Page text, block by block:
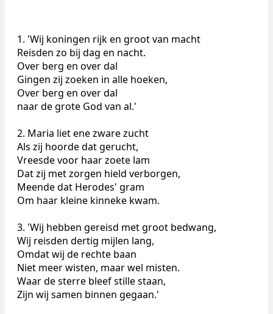
1. 'Wij koningen rijk en groot van macht
Reisden zo bij dag en nacht.
Over berg en over dal
Gingen zij zoeken in alle hoeken,
Over berg en over dal
naar de grote God van al.'
2. Maria liet ene zware zucht
Als zij hoorde dat gerucht,
Vreesde voor haar zoete lam
Dat zij met zorgen hield verborgen,
Meende dat Herodes' gram
Om haar kleine kinneke kwam.
3. 'Wij hebben gereisd met groot bedwang,
Wij reisden dertig mijlen lang,
Omdat wij de rechte baan
Niet meer wisten, maar wel misten.
Waar de sterre bleef stille staan,
Zijn wij samen binnen gegaan.'